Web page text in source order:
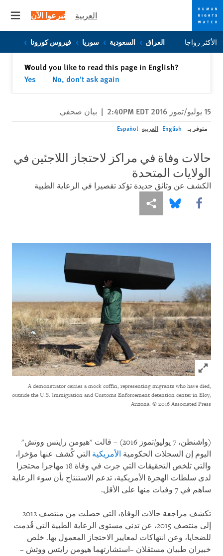
Skip
to
Skip
to
العربية تبرعوا الآن
الأكثر رواجا العراق السعودية سوريا فيروس كورونا
Would you like to read this page in English?
Yes
No, don't ask again
✕إغلاق
15 يوليو/تموز 2016 2:40PM EDT | بيان صحفي
متوفر بـ English العربية Español
حالات وفاة في مراكز لاحتجاز اللاجئين في
الولايات المتحدة
الكشف عن وثائق جديدة تؤكد تقصيرا في الرعاية الطبية
Share this via Facebook
Share this via Bluesky
Share this via مشاركة
Click to expand Image
A demonstrator carries a mock coffin, representing migrants who have died,
outside the U.S. Immigration and Customs Enforcement detention center in Eloy,
Arizona. © 2016 Associated Press
(واشنطن، 7 يوليو/تموز 2016) – قالت "هيومن رايتس ووتش"
اليوم إن السجلات الحكومية الأمريكية التي كُشف عنها مؤخرا،
والتي تلخص التحقيقات التي جرت في وفاة 18 مهاجرا محتجزا
لدى سلطات الهجرة الأمريكية، تدعم الاستنتاج بأن سوء الرعاية
ساهم في 7 وفيات منها على الأقل.
تكشف مراجعة حالات الوفاة، التي حصلت من منتصف 2012
إلى منتصف 2015، عن تدني مستوى الرعاية الطبية التي قُدمت
للضحايا، وعن انتهاكات لمعايير الاحتجاز المعمول بها. خلص
خبيران طبيان مستقلان –استشارتهما هيومن رايتس ووتش –